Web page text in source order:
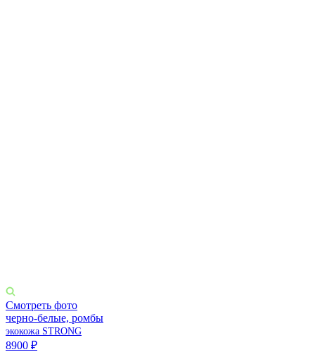
Смотреть фото
черно-белые, ромбы
экокожа STRONG
8900 ₽